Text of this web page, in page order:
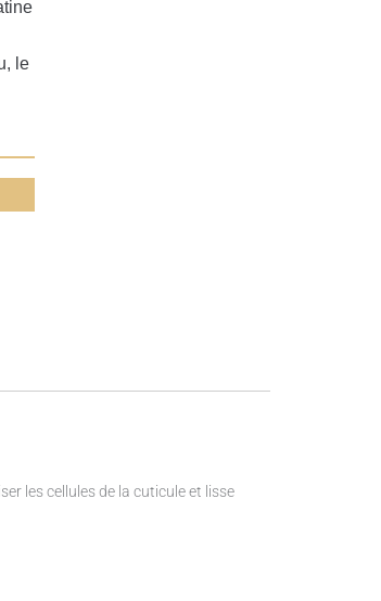
le
les cellules de la cuticule et lisse